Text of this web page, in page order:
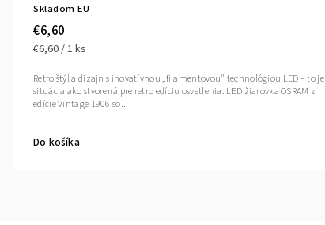
Skladom EU
€6,60
€6,60 / 1 ks
Do košíka
Retro štýl a dizajn s inovatívnou „filamentovou" technológiou LED – to je
situácia ako stvorená pre retro edíciu osvetlenia. LED žiarovka OSRAM z
edície Vintage 1906 so...